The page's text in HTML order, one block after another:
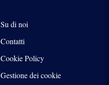
Su di noi
Contatti
Cookie Policy
Gestione dei cookie